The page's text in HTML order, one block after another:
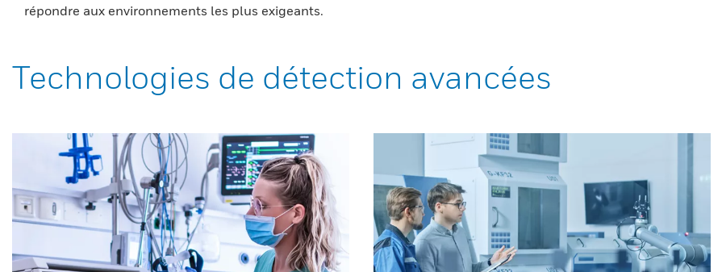
répondre aux environnements les plus exigeants.
Technologies de détection avancées